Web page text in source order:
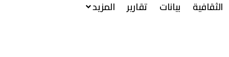
الثقافية
بيانات تقارير المزيد